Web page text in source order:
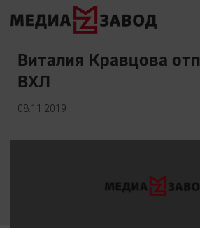
Новости
Экономика
Происшествия
Виталия Кравцова
ВХЛ
08.11.2019